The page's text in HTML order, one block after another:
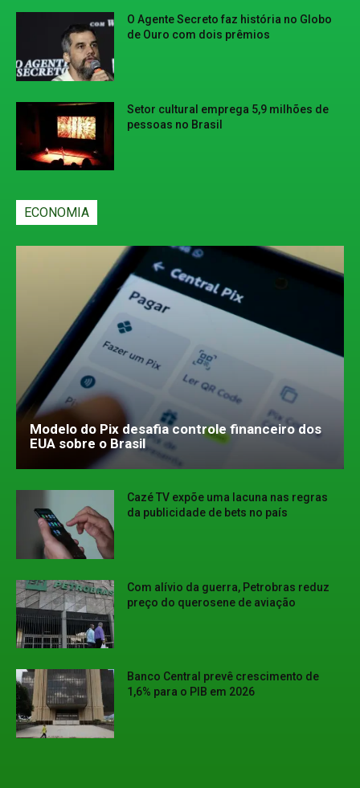
O Agente Secreto faz história no Globo
de Ouro com dois prêmios
Setor cultural emprega 5,9 milhões de
pessoas no Brasil
ECONOMIA
Modelo do Pix desafia controle financeiro dos
EUA sobre o Brasil
Cazé TV expõe uma lacuna nas regras
da publicidade de bets no país
Com alívio da guerra, Petrobras reduz
preço do querosene de aviação
Banco Central prevê crescimento de
1,6% para o PIB em 2026